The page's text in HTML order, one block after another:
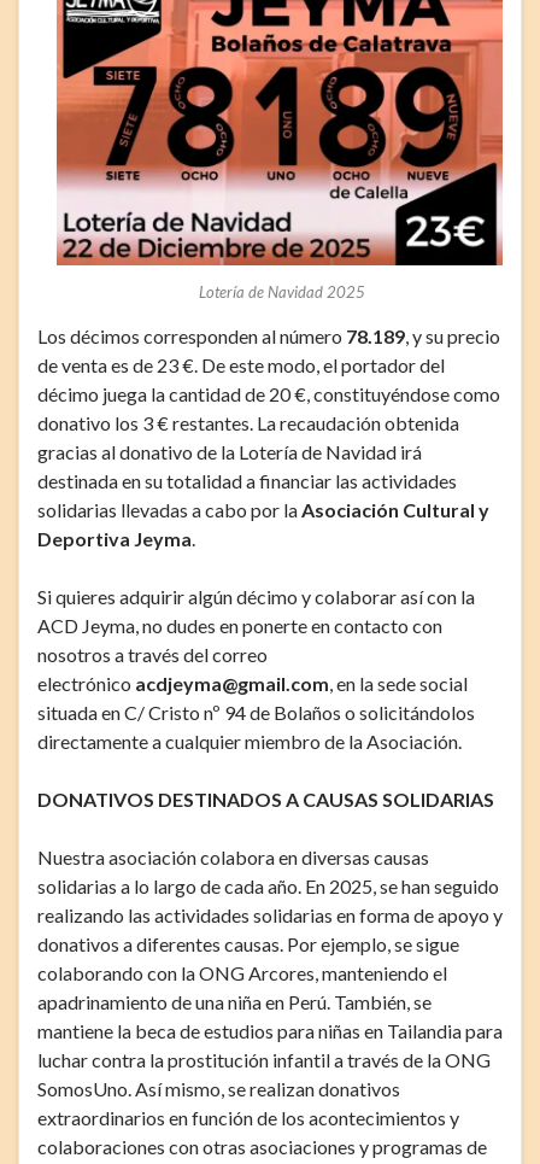
Lotería de Navidad 2025
Los décimos corresponden al número 78.189, y su precio
de venta es de 23 €. De este modo, el portador del
décimo juega la cantidad de 20 €, constituyéndose como
donativo los 3 € restantes. La recaudación obtenida
gracias al donativo de la Lotería de Navidad irá
destinada en su totalidad a financiar las actividades
solidarias llevadas a cabo por laAsociación Cultural y
Deportiva Jeyma.
Si quieres adquirir algún décimo y colaborar así con la
ACD Jeyma, no dudes en ponerte en contacto con
nosotros a través del correo
electrónico acdjeyma@gmail.com, en la sede social
situada en C/ Cristo nº 94 de Bolaños o solicitándolos
directamente a cualquier miembro de la Asociación.
DONATIVOS DESTINADOS A CAUSAS SOLIDARIAS
Nuestra asociación colabora en diversas causas
solidarias a lo largo de cada año. En 2025, se han seguido
realizando las actividades solidarias en forma de apoyo y
donativos a diferentes causas. Por ejemplo, se sigue
colaborando con la ONG Arcores, manteniendo el
apadrinamiento de una niña en Perú. También, se
mantiene la beca de estudios para niñas en Tailandia para
luchar contra la prostitución infantil a través de la ONG
SomosUno. Así mismo, se realizan donativos
extraordinarios en función de los acontecimientos y
colaboraciones con otras asociaciones y programas de